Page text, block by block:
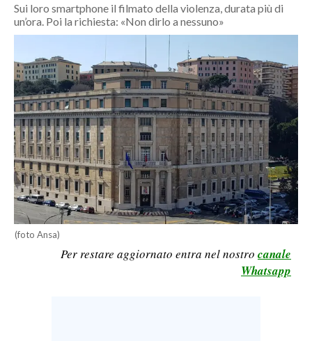
AGENDA
ITALIA
MONDO
POLITICA
ECONOMIA
SERVIZI ALLE IMPRESE
LAVORO
BANDI
Sui loro smartphone il filmato della violenza, durata più di
un’ora. Poi la richiesta: «Non dirlo a nessuno»
(foto Ansa)
Per restare aggiornato entra nel nostro canale
Whatsapp